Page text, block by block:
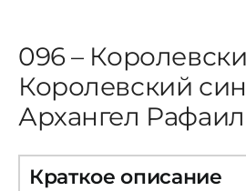
УСЛУГИ
БЛОГ
096 –
Королевский
Архангел Рафаил
Краткое описание